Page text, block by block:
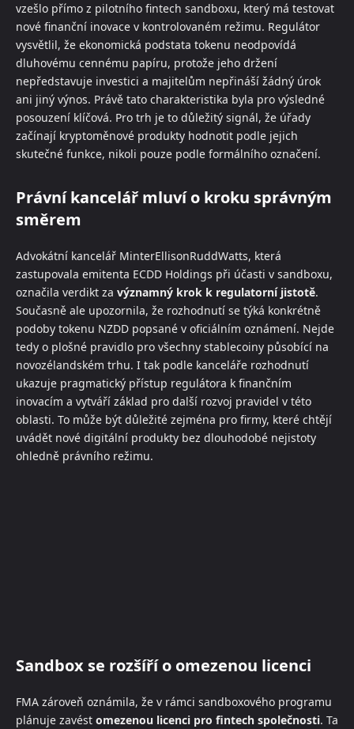
vzešlo přímo z pilotního fintech sandboxu, který má testovat
nové finanční inovace v kontrolovaném režimu. Regulátor
vysvětlil, že ekonomická podstata tokenu neodpovídá
dluhovému cennému papíru, protože jeho držení
nepředstavuje investici a majitelům nepřináší žádný úrok
ani jiný výnos. Právě tato charakteristika byla pro výsledné
posouzení klíčová. Pro trh je to důležitý signál, že úřady
začínají kryptoměnové produkty hodnotit podle jejich
skutečné funkce, nikoli pouze podle formálního označení.
Právní kancelář mluví o kroku správným
směrem
Advokátní kancelář MinterEllisonRuddWatts, která
zastupovala emitenta ECDD Holdings při účasti v sandboxu,
označila verdikt za významný krok k regulatorní jistotě.
Současně ale upozornila, že rozhodnutí se týká konkrétně
podoby tokenu NZDD popsané v oficiálním oznámení. Nejde
tedy o plošné pravidlo pro všechny stablecoiny působící na
novozélandském trhu. I tak podle kanceláře rozhodnutí
ukazuje pragmatický přístup regulátora k finančním
inovacím a vytváří základ pro další rozvoj pravidel v této
oblasti. To může být důležité zejména pro firmy, které chtějí
uvádět nové digitální produkty bez dlouhodobé nejistoty
ohledně právního režimu.
Sandbox se rozšíří o omezenou licenci
FMA zároveň oznámila, že v rámci sandboxového programu
plánuje zavést omezenou licenci pro fintech společnosti. Ta